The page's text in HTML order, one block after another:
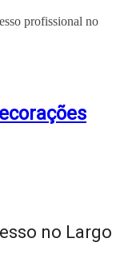
profissional no
no Largo